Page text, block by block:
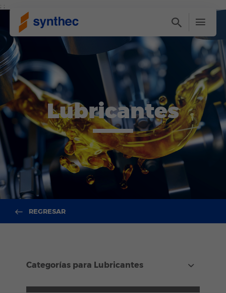
; ;
Lubricantes
REGRESAR
Categorías para Lubricantes